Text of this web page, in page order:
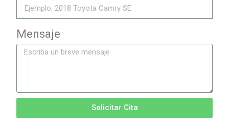
Mensaje
Solicitar Cita